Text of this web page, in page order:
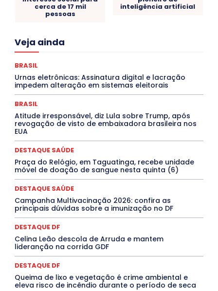
cerca de 17 mil
pessoas
inteligência artificial
Veja ainda
Acre
Congressuanas & Esplanadumas
Covid-19
Crônica Política Crônicas
CULTURA
Cultura e Tal
DANÇA Dengue
Denuncia
DESTAQUE BRASIL
DESTAQUE DF
DESTAQUE SAÚDE
DESTAQUES OUTROS
ELEIÇÕES
EMPREGO E OPORTUNIDADES
ENTORNO
Especial
Espírito Santo ESPORTE
ESTÁGIO
Febre Oropouche
FILMES
Goiás
INTELIGÊNCIA ARTIFICIAL
Jogos Online
JUDICIÁRIO LITERATURA
Maranhão
Marburg
Mato Grosso
Mato Grosso do Sul
MEIO AMBIENTE
Minas Gerais MOBILIDADE
MPOX
MÚSICA
O Plantonista
PROCESSO SELETIVO
PUBLIEDITORIAL
QUALIFICAÇÃO PROFISSIONAL
RESIDÊNCIA
Santa Catarina
Saúde Agora
SEGURANÇA
Soltando o Verbo
TÁ FROID?
TEATRO
Tocantins
Utilidade Pública ZikaVirus
Mais
BRASIL
Urnas eletrônicas: Assinatura digital e lacração
impedem alteração em sistemas eleitorais
BRASIL
Atitude irresponsável, diz Lula sobre Trump, após
revogação de visto de embaixadora brasileira nos
EUA
DESTAQUE SAÚDE
Praça do Relógio, em Taguatinga, recebe unidade
móvel de doação de sangue nesta quinta (6)
DESTAQUE SAÚDE
Campanha Multivacinação 2026: confira as
principais dúvidas sobre a imunização no DF
DESTAQUE DF
Celina Leão descola de Arruda e mantem
lideranção na corrida GDF
DESTAQUE DF
Queima de lixo e vegetação é crime ambiental e
eleva risco de incêndio durante o período de seca